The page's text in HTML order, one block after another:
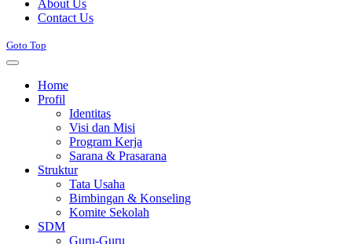
About Us
Contact Us
Goto Top
Home
Profil
Identitas
Visi dan Misi
Program Kerja
Sarana & Prasarana
Struktur
Tata Usaha
Bimbingan & Konseling
Komite Sekolah
SDM
Guru-Guru